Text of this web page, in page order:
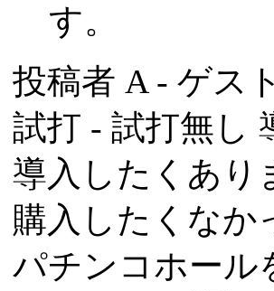
す。
投稿者 A- ゲス
試打 - 試打無し
導入したくあり
購入したくなか
パチンコホール